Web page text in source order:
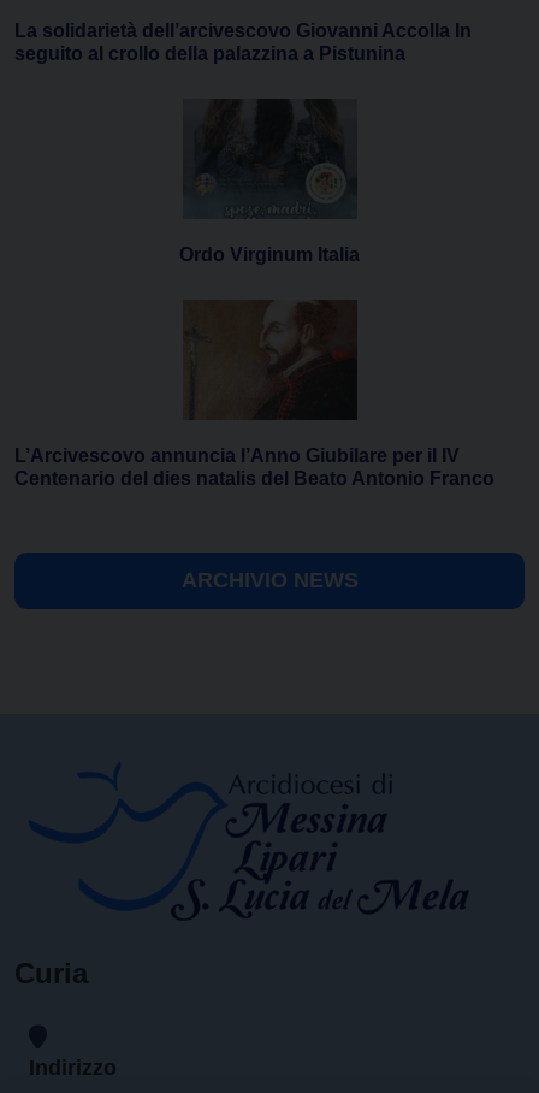
La solidarietà dell’arcivescovo Giovanni Accolla In
seguito al crollo della palazzina a Pistunina
Ordo Virginum Italia
L’Arcivescovo annuncia l’Anno Giubilare per il IV
Centenario del dies natalis del Beato Antonio Franco
ARCHIVIO NEWS
Curia
Indirizzo